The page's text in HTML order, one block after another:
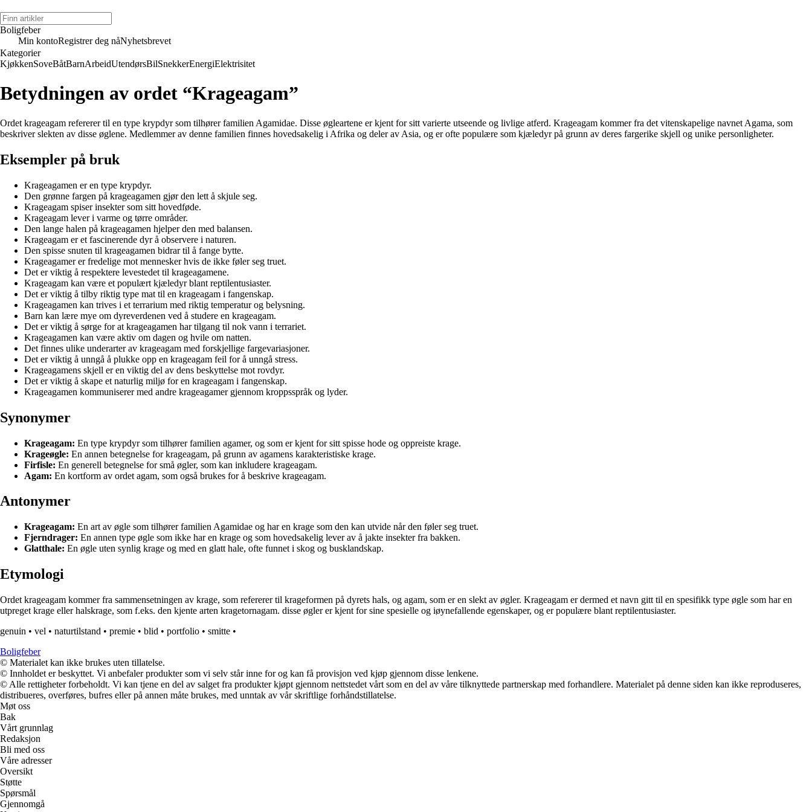
Boligfeber
Min kontoRegistrer deg nåNyhetsbrevet
Kategorier
KjøkkenSoveBåtBarnArbeidUtendørsBilSnekkerEnergiElektrisitet
Betydningen av ordet “Krageagam”
Ordet krageagam refererer til en type krypdyr som tilhører familien Agamidae. Disse øgleartene er kjent for sitt varierte utseende og livlige atferd. Krageagam kommer fra det vitenskapelige navnet Agama, som
beskriver slekten av disse øglene. Medlemmer av denne familien finnes hovedsakelig i Afrika og deler av Asia, og er ofte populære som kjæledyr på grunn av deres fargerike skjell og unike personligheter.
Eksempler på bruk
Krageagamen er en type krypdyr.
Den grønne fargen på krageagamen gjør den lett å skjule seg.
Krageagam spiser insekter som sitt hovedføde.
Krageagam lever i varme og tørre områder.
Den lange halen på krageagamen hjelper den med balansen.
Krageagam er et fascinerende dyr å observere i naturen.
Den spisse snuten til krageagamen bidrar til å fange bytte.
Krageagamer er fredelige mot mennesker hvis de ikke føler seg truet.
Det er viktig å respektere levestedet til krageagamene.
Krageagam kan være et populært kjæledyr blant reptilentusiaster.
Det er viktig å tilby riktig type mat til en krageagam i fangenskap.
Krageagamen kan trives i et terrarium med riktig temperatur og belysning.
Barn kan lære mye om dyreverdenen ved å studere en krageagam.
Det er viktig å sørge for at krageagamen har tilgang til nok vann i terrariet.
Krageagamen kan være aktiv om dagen og hvile om natten.
Det finnes ulike underarter av krageagam med forskjellige fargevariasjoner.
Det er viktig å unngå å plukke opp en krageagam feil for å unngå stress.
Krageagamens skjell er en viktig del av dens beskyttelse mot rovdyr.
Det er viktig å skape et naturlig miljø for en krageagam i fangenskap.
Krageagamen kommuniserer med andre krageagamer gjennom kroppsspråk og lyder.
Synonymer
Krageagam: En type krypdyr som tilhører familien agamer, og som er kjent for sitt spisse hode og oppreiste krage.
Krageøgle: En annen betegnelse for krageagam, på grunn av agamens karakteristiske krage.
Firfisle: En generell betegnelse for små øgler, som kan inkludere krageagam.
Agam: En kortform av ordet agam, som også brukes for å beskrive krageagam.
Antonymer
Krageagam: En art av øgle som tilhører familien Agamidae og har en krage som den kan utvide når den føler seg truet.
Fjerndrager: En annen type øgle som ikke har en krage og som hovedsakelig lever av å jakte insekter fra bakken.
Glatthale: En øgle uten synlig krage og med en glatt hale, ofte funnet i skog og busklandskap.
Etymologi
Ordet krageagam kommer fra sammensetningen av krage, som refererer til krageformen på dyrets hals, og agam, som er en slekt av øgler. Krageagam er dermed et navn gitt til en spesifikk type øgle som har en
utpreget krage eller halskrage, som f.eks. den kjente arten kragetornagam. disse øgler er kjent for sine spesielle og iøynefallende egenskaper, og er populære blant reptilentusiaster.
genuin • vel • naturtilstand • premie • blid • portfolio • smitte •
Boligfeber
© Materialet kan ikke brukes uten tillatelse.
© Innholdet er beskyttet. Vi anbefaler produkter som vi selv står inne for og kan få provisjon ved kjøp gjennom disse lenkene.
© Alle rettigheter forbeholdt. Vi kan tjene en del av salget fra produkter kjøpt gjennom nettstedet vårt som en del av våre tilknyttede partnerskap med forhandlere. Materialet på denne siden kan ikke reproduseres,
distribueres, overføres, bufres eller på annen måte brukes, med unntak av vår skriftlige forhåndstillatelse.
Møt oss
Bak
Vårt grunnlag
Redaksjon
Bli med oss
Våre adresser
Oversikt
Støtte
Spørsmål
Gjennomgå